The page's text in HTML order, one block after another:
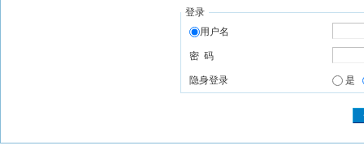
登录
用户名
密 码
隐身登录 是